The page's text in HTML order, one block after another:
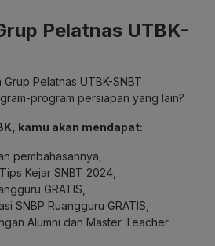
Pelatnas UTBK-
Pelatnas UTBK-SNBT
program persiapan yang lain?
kamu akan mendapat:
pembahasannya,
Kejar SNBT 2024,
GRATIS,
SNBP Ruangguru GRATIS,
Alumni dan Master Teacher